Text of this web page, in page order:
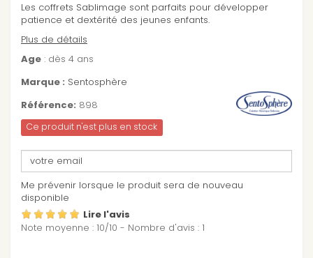
Les coffrets Sablimage sont parfaits pour développer
patience et dextérité des jeunes enfants.
Plus de détails
Age : dès 4 ans
Marque : Sentosphère
Référence: 898
Ce produit n'est plus en stock
Me prévenir lorsque le produit sera de nouveau
disponible
Lire l'avis
Note moyenne : 10/10 - Nombre d'avis : 1